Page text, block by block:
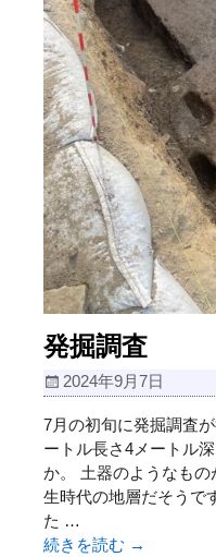
発掘調査
2024年9月7日
7月の初旬に発掘調査
ートル長さ4メートル
か。 土器のようなも
生時代の地層だそうで
た …
続きを読む →